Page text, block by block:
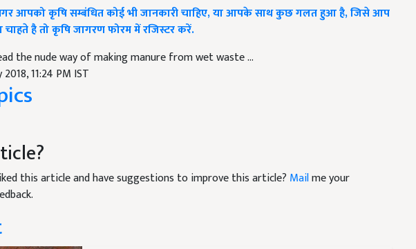
आपको कृषि सम्बंधित कोई भी जानकारी चाहिए, या आपके साथ कुछ गलत हुआ है, जिसे आप
है तो कृषि जागरण फोरम में रजिस्टर करें.
the nude way of making manure from wet waste ...
11:24 PM IST
this article and have suggestions to improve this article? Mailme your